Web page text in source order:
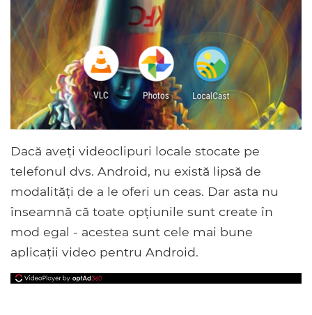
Dacă aveți videoclipuri locale stocate pe
telefonul dvs. Android, nu există lipsă de
modalități de a le oferi un ceas. Dar asta nu
înseamnă că toate opțiunile sunt create în
mod egal - acestea sunt cele mai bune
aplicații video pentru Android.